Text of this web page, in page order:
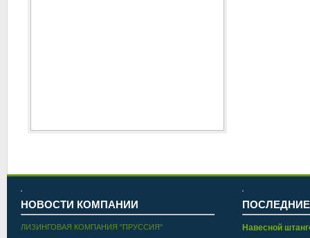
НОВОСТИ КОМПАНИИ
ЛИЗИНГОВАЯ КОМПАНИЯ "ПРУССИЯ"
Навесной